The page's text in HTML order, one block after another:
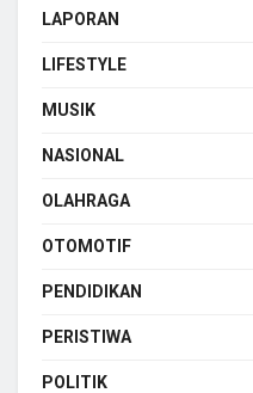
LAPORAN
LIFESTYLE
MUSIK
NASIONAL
OLAHRAGA
OTOMOTIF
PENDIDIKAN
PERISTIWA
POLITIK